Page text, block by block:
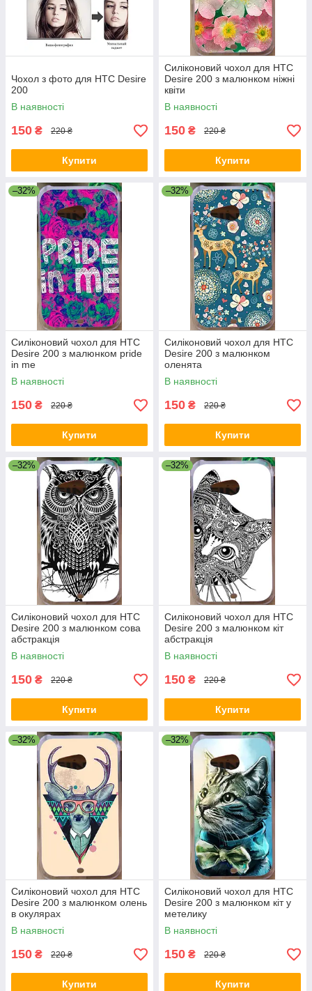
Чохол з фото для HTC Desire
200
В наявності
150 ₴ 220 ₴
Купити
Силіконовий чохол для HTC
Desire 200 з малюнком ніжні
квіти
В наявності
150 ₴ 220 ₴
Купити
–32%
Силіконовий чохол для HTC
Desire 200 з малюнком pride
in me
В наявності
150 ₴ 220 ₴
Купити
–32%
Силіконовий чохол для HTC
Desire 200 з малюнком
оленята
В наявності
150 ₴ 220 ₴
Купити
–32%
Силіконовий чохол для HTC
Desire 200 з малюнком сова
абстракція
В наявності
150 ₴ 220 ₴
Купити
–32%
Силіконовий чохол для HTC
Desire 200 з малюнком кіт
абстракція
В наявності
150 ₴ 220 ₴
Купити
–32%
Силіконовий чохол для HTC
Desire 200 з малюнком олень
в окулярах
В наявності
150 ₴ 220 ₴
Купити
–32%
Силіконовий чохол для HTC
Desire 200 з малюнком кіт у
метелику
В наявності
150 ₴ 220 ₴
Купити